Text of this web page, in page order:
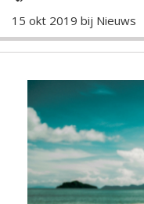
15 okt 2019 bij Nieuws